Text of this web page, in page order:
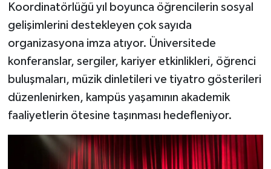
Koordinatörlüğü yıl boyunca öğrencilerin sosyal
gelişimlerini destekleyen çok sayıda
organizasyona imza atıyor. Üniversitede
konferanslar, sergiler, kariyer etkinlikleri, öğrenci
buluşmaları, müzik dinletileri ve tiyatro gösterileri
düzenlenirken, kampüs yaşamının akademik
faaliyetlerin ötesine taşınması hedefleniyor.